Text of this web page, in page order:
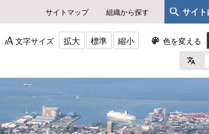
サイトマップ 組織から探す サイ
文字サイズ 拡大 標準 縮小 色を変える